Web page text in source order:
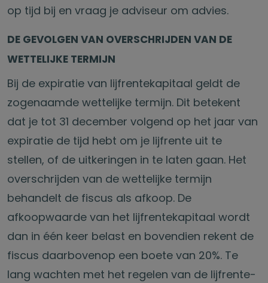
op tijd bij en vraag je adviseur om advies.
DE GEVOLGEN VAN OVERSCHRIJDEN VAN DE
WETTELIJKE TERMIJN
Bij de expiratie van lijfrentekapitaal geldt de
zogenaamde wettelijke termijn. Dit betekent
dat je tot 31 december volgend op het jaar van
expiratie de tijd hebt om je lijfrente uit te
stellen, of de uitkeringen in te laten gaan. Het
overschrijden van de wettelijke termijn
behandelt de fiscus als afkoop. De
afkoopwaarde van het lijfrentekapitaal wordt
dan in één keer belast en bovendien rekent de
fiscus daarbovenop een boete van 20%. Te
lang wachten met het regelen van de lijfrente-